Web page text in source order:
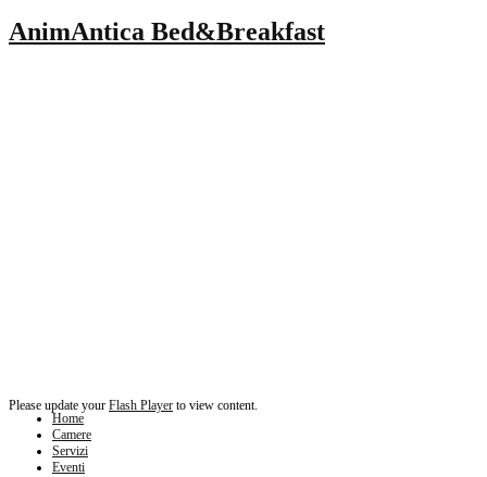
AnimAntica Bed&Breakfast
Please update your Flash Player to view content.
Home
Camere
Servizi
Eventi